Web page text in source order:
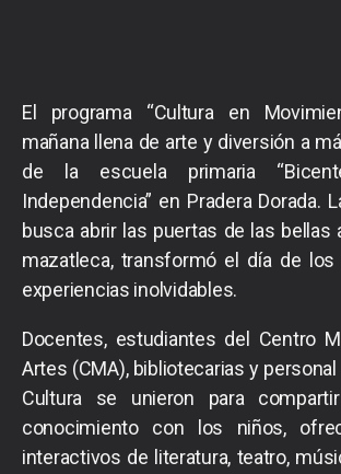
El programa “Cultura en
mañana llena de arte y diversión a
de la escuela primaria
Independencia” en Pradera Dorada.
busca abrir las puertas de las bellas
mazatleca, transformó el día de
experiencias inolvidables.
Docentes, estudiantes del Centro
Artes (CMA), bibliotecarias y
Cultura se unieron para
conocimiento con los niños,
interactivos de literatura, teatro,